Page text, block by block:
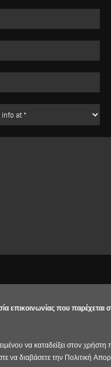
που παρέχεται
να καταδείξει στον
να διαβάσετε την Πολιτική